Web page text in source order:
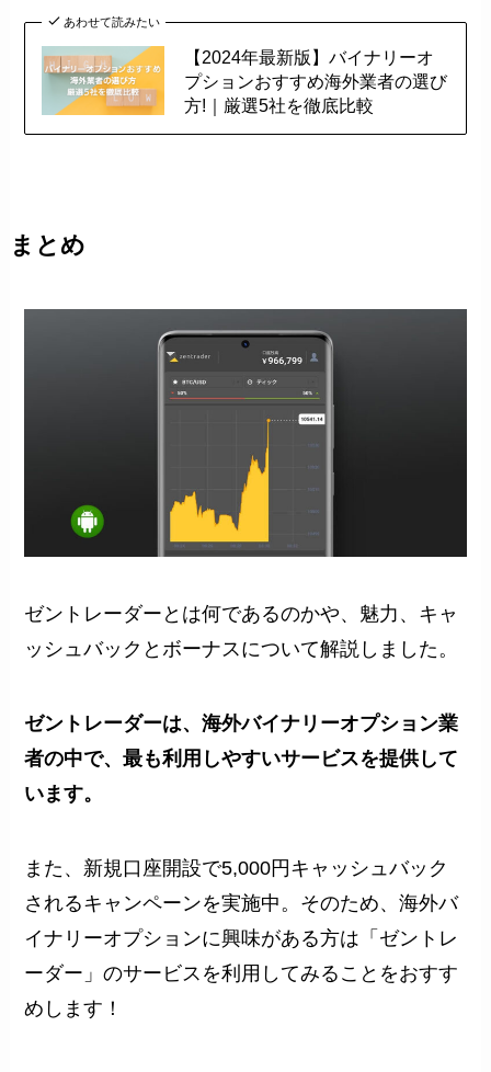
あわせて読みたい
【2024年最新版】バイナリーオ
プションおすすめ海外業者の選び
方!｜厳選5社を徹底比較
まとめ
ゼントレーダーとは何であるのかや、魅力、キャ
ッシュバックとボーナスについて解説しました。
ゼントレーダーは、海外バイナリーオプション業
者の中で、最も利用しやすいサービスを提供して
います。
また、新規口座開設で5,000円キャッシュバック
されるキャンペーンを実施中。そのため、海外バ
イナリーオプションに興味がある方は「ゼントレ
ーダー」のサービスを利用してみることをおすす
めします！